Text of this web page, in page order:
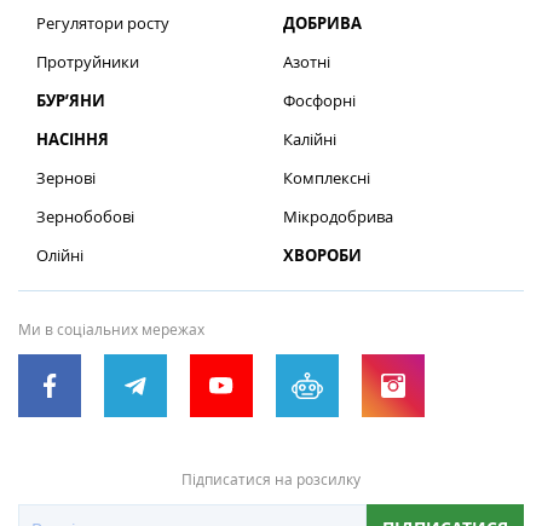
Регулятори росту
Протруйники
БУР’ЯНИ
НАСІННЯ
Зернові
Зернобобові
Олійні
ДОБРИВА
Азотні
Фосфорні
Калійні
Комплексні
Мікродобрива
ХВОРОБИ
Ми в соціальних мережах
Підписатися на розсилку